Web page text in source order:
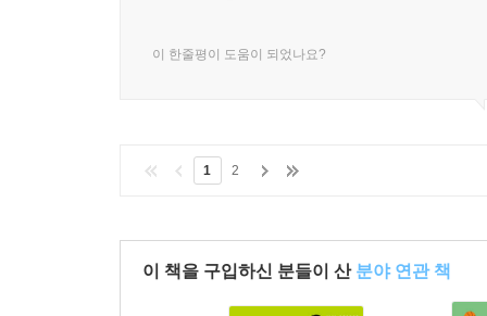
이 한줄평이 도움이 되었나요?
1 2
이 책을 구입하신 분들이 산 분야 연관 책